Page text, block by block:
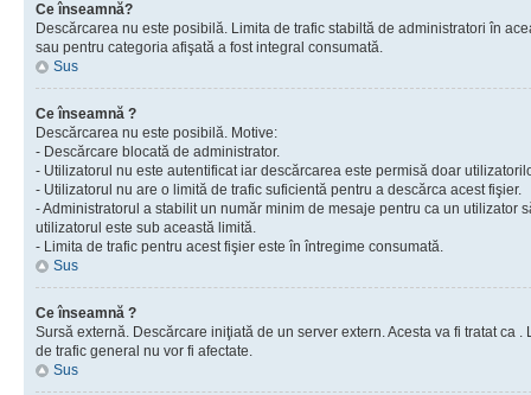
Ce înseamnă?
Descărcarea nu este posibilă. Limita de trafic stabiltă de administratori în
sau pentru categoria afişată a fost integral consumată.
Sus
Ce înseamnă ?
Descărcarea nu este posibilă. Motive:
- Descărcare blocată de administrator.
- Utilizatorul nu este autentificat iar descărcarea este permisă doar
- Utilizatorul nu are o limită de trafic suficientă pentru a descărca acest fişier.
- Administratorul a stabilit un număr minim de mesaje pentru ca un utilizator
utilizatorul este sub această limită.
- Limita de trafic pentru acest fişier este în întregime consumată.
Sus
Ce înseamnă ?
Sursă externă. Descărcare iniţiată de un server extern. Acesta va fi tratat ca
de trafic general nu vor fi afectate.
Sus